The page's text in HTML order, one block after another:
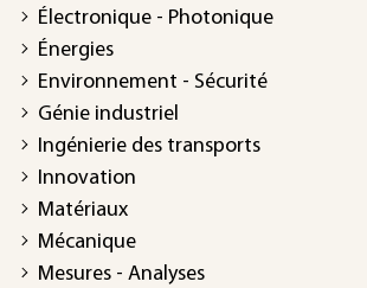
Électronique - Photonique
Énergies
Environnement - Sécurité
Génie industriel
Ingénierie des transports
Innovation
Matériaux
Mécanique
Mesures - Analyses